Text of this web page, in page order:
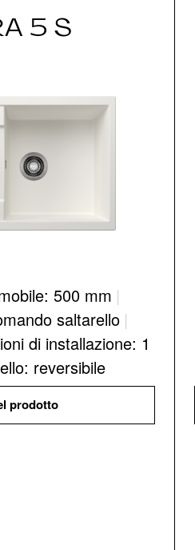
5 S
500 mm |
saltarello |
di installazione: 1
reversibile
prodotto